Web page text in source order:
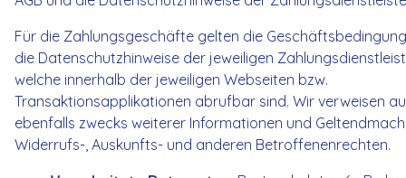
Für die Zahlungsgeschäfte gelten die
die Datenschutzhinweise der jeweiligen
welche innerhalb der jeweiligen Webseiten bzw.
Transaktionsapplikationen abrufbar sind. Wir verweisen
ebenfalls zwecks weiterer Informationen und
Widerrufs-, Auskunfts- und anderen Betroffenenrechten.